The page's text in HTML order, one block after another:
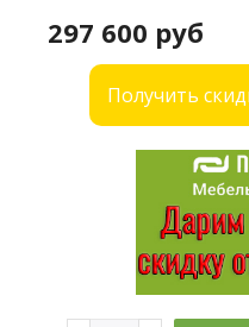
297 600 руб
Получить